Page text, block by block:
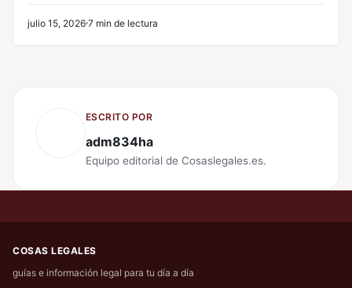
julio 15, 2026 7 min de lectura
ESCRITO POR
adm834ha
Equipo editorial de Cosaslegales.es.
COSAS LEGALES
guías e información legal para tu día a día